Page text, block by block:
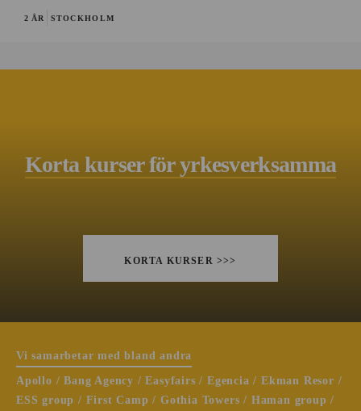
2 ÅR STOCKHOLM
Korta kurser för yrkesverksamma
KORTA KURSER >>>
Vi samarbetar med bland andra
Apollo / Bang Agency / Easyfairs / Egencia / Ekman Resor /
ESS group / First Camp / Gothia Towers / Haman group /